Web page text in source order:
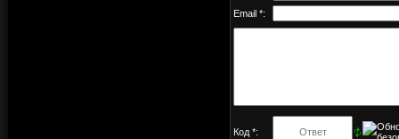
Email *:
Код *: